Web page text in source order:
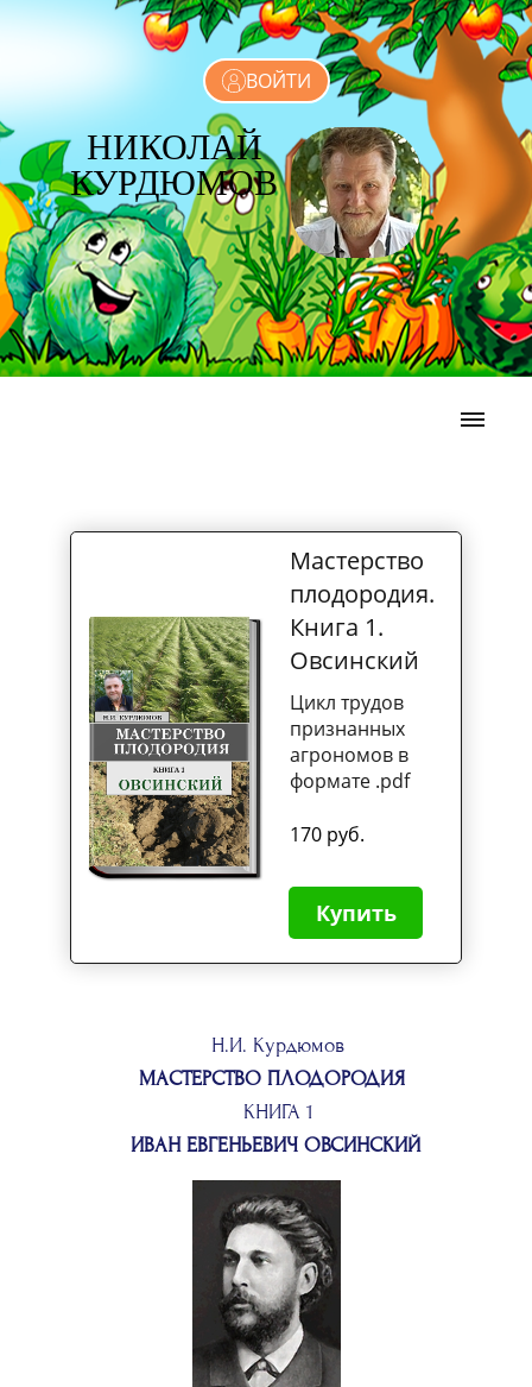
ВОЙТИ
НИКОЛАЙ
КУРДЮМОВ
Мастерство
плодородия.
Книга 1.
Овсинский
Цикл трудов
признанных
агрономов в
формате .pdf
170 руб.
Купить
Н.И. Курдюмов
МАСТЕРСТВО ПЛОДОРОДИЯ
КНИГА 1
ИВАН ЕВГЕНЬЕВИЧ ОВСИНСКИЙ